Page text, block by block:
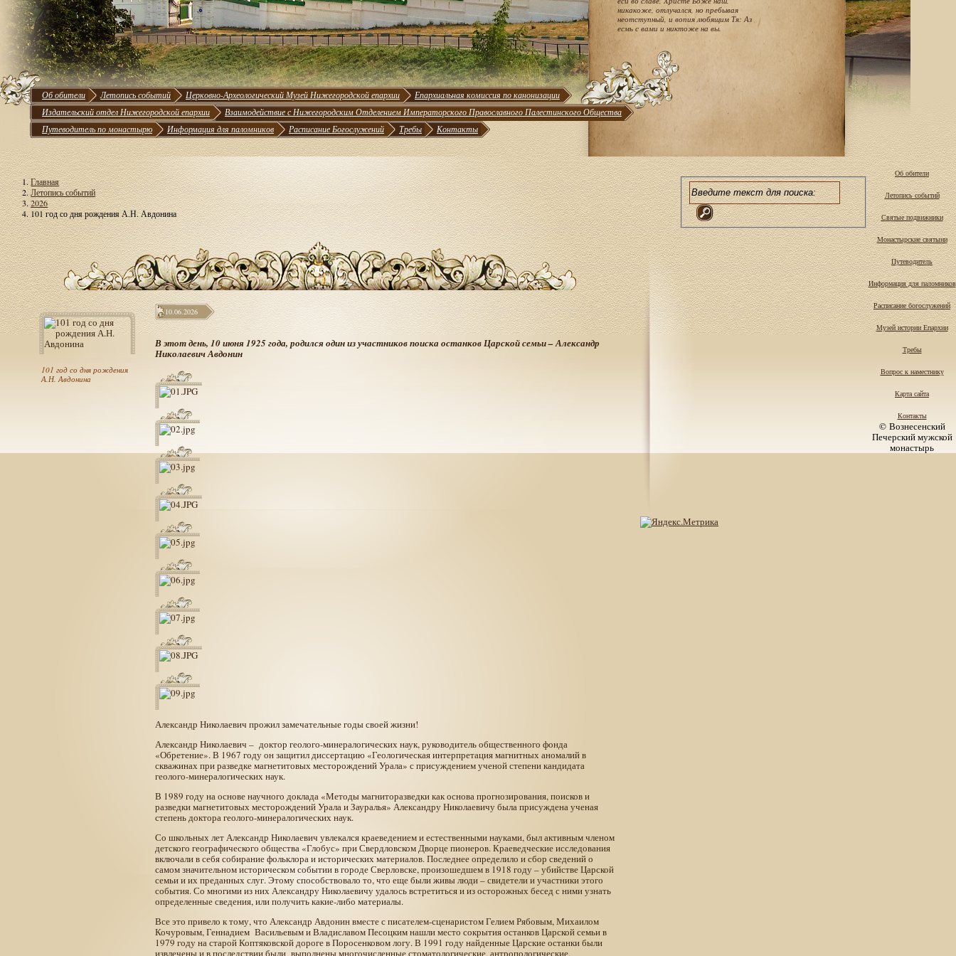
никакоже, отлучался, но пребывая
неотступный, и вопия любящим Тя: Аз
есмь с вами и никтоже на вы.
Об обители Летопись событий Церковно-Археологический Музей Нижегородской епархии
Епархиальная комиссия по канонизации
Издательский отдел Нижегородской епархии
Взаимодействие с Нижегородским Отделением Императорского Православного Палестинского Общества
Путеводитель по монастырю
Информация для паломников Расписание Богослужений Требы Контакты
Главная
Летопись событий
2026
101 год со дня рождения А.Н. Авдонина
101 год со дня рождения
А.Н. Авдонина
10.06.2026
В этот день, 10 июня 1925 года, родился один из участников поиска останков Царской семьи – Александр
Николаевич Авдонин
Александр Николаевич прожил замечательные годы своей жизни!
Александр Николаевич – доктор геолого-минералогических наук, руководитель общественного фонда
«Обретение». В 1967 году он защитил диссертацию «Геологическая интерпретация магнитных аномалий в
скважинах при разведке магнетитовых месторождений Урала» с присуждением ученой степени кандидата
геолого­-минералогических наук.
В 1989 году на основе научного доклада «Методы магниторазведки как основа прогнозирования, поисков и
разведки магнетитовых месторождений Урала и Зауралья» Александру Николаевичу была присуждена ученая
степень доктора геолого-минералогических наук.
Со школьных лет Александр Николаевич увлекался краеведением и естественными науками, был активным членом
детского географического общества «Глобус» при Свердловском Дворце пионеров. Краеведческие исследования
включали в себя собирание фольклора и исторических материалов. Последнее определило и сбор сведений о
самом значительном историческом событии в городе Сверловске, произошедшем в 1918 году – убийстве Царской
семьи и их преданных слуг. Этому способствовало то, что еще были живы люди – свидетели и участники этого
события. Со многими из них Александру Николаевичу удалось встретиться и из осторожных бесед с ними узнать
определенные сведения, или получить какие-либо материалы.
Все это привело к тому, что Александр Авдонин вместе с писателем-сценаристом Гелием Рябовым, Михаилом
Кочуровым, Геннадием Васильевым и Владиславом Песоцким нашли место сокрытия останков Царской семьи в
1979 году на старой Коптяковской дороге в Поросенковом логу. В 1991 году найденные Царские останки были
извлечены и в последствии были выполнены многочисленные стоматологические, антропологические,
Об обители
Летопись событий
Святые подвижники
Монастырские святыни
Путеводитель
Информация для паломников
Расписание богослужений
Музей истории Епархии
Требы
Вопрос к наместнику
Карта сайта
Контакты
© Вознесенский
Печерский мужской
монастырь